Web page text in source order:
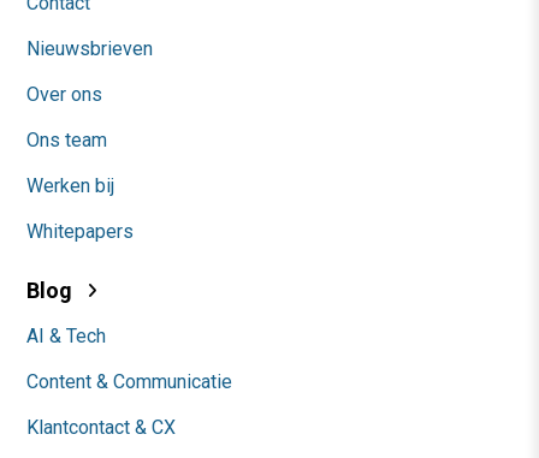
Nieuwsbrieven
Over ons
Ons team
Werken bij
Whitepapers
Blog
AI & Tech
Content & Communicatie
Klantcontact & CX